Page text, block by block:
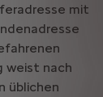
mit
weist nach
üblichen